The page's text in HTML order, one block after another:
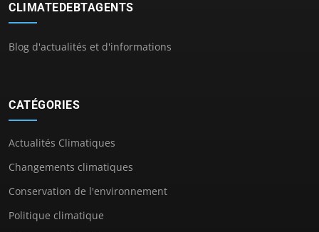
CLIMATEDEBTAGENTS
Blog d'actualités et d'informations
CATÉGORIES
Actualités Climatiques
Changements climatiques
Conservation de l'environnement
Politique climatique